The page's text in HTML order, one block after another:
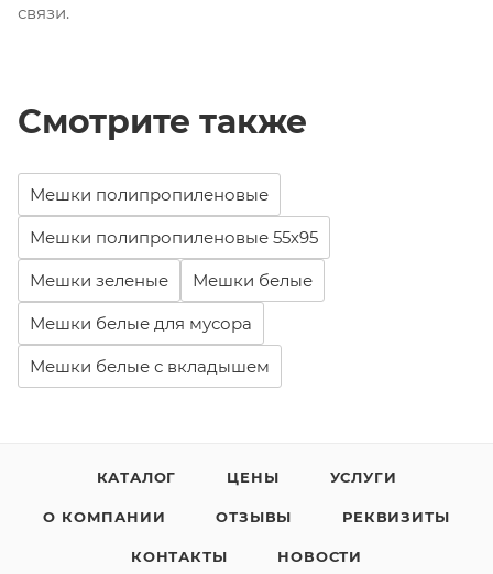
связи.
Смотрите также
Мешки полипропиленовые
Мешки полипропиленовые 55х95
Мешки зеленые Мешки белые
Мешки белые для мусора
Мешки белые с вкладышем
КАТАЛОГ ЦЕНЫ УСЛУГИ
О КОМПАНИИ ОТЗЫВЫ РЕКВИЗИТЫ
КОНТАКТЫ НОВОСТИ